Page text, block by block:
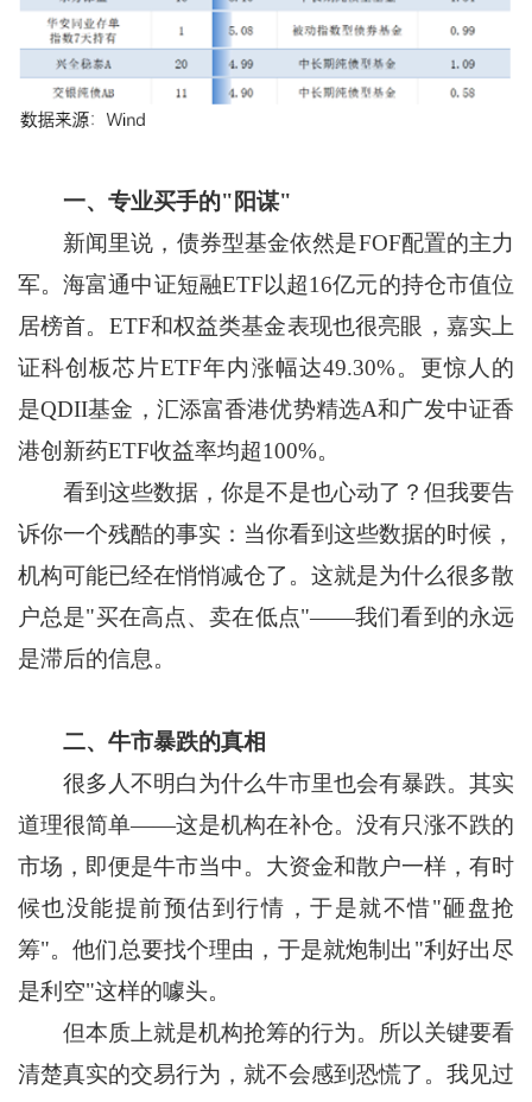
一、专业买手的"阳谋"
新闻里说，债券型基金依然是FOF配置的主力
军。海富通中证短融ETF以超16亿元的持仓市值位
居榜首。ETF和权益类基金表现也很亮眼，嘉实上
证科创板芯片ETF年内涨幅达49.30%。更惊人的
是QDII基金，汇添富香港优势精选A和广发中证香
港创新药ETF收益率均超100%。
看到这些数据，你是不是也心动了？但我要告
诉你一个残酷的事实：当你看到这些数据的时候，
机构可能已经在悄悄减仓了。这就是为什么很多散
户总是"买在高点、卖在低点"——我们看到的永远
是滞后的信息。
二、牛市暴跌的真相
很多人不明白为什么牛市里也会有暴跌。其实
道理很简单——这是机构在补仓。没有只涨不跌的
市场，即便是牛市当中。大资金和散户一样，有时
候也没能提前预估到行情，于是就不惜"砸盘抢
筹"。他们总要找个理由，于是就炮制出"利好出尽
是利空"这样的噱头。
但本质上就是机构抢筹的行为。所以关键要看
清楚真实的交易行为，就不会感到恐慌了。我见过